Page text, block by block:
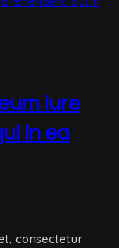
iure
in ea
consectetur